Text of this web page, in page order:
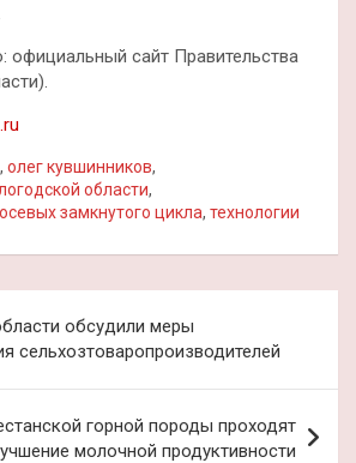
официальный сайт Правительства
, олег кувшинников,
области,
замкнутого цикла, технологии
обсудили меры
сельхозтоваропроизводителей
горной породы проходят
молочной продуктивности